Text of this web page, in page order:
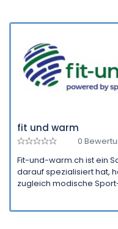
fit und warm
0
Fit-und-warm.ch ist ein
darauf spezialisiert hat,
zugleich modische